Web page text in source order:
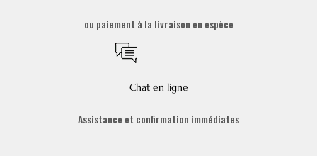
ou paiement à la livraison en espèce
Chat en ligne
Assistance et confirmation immédiates